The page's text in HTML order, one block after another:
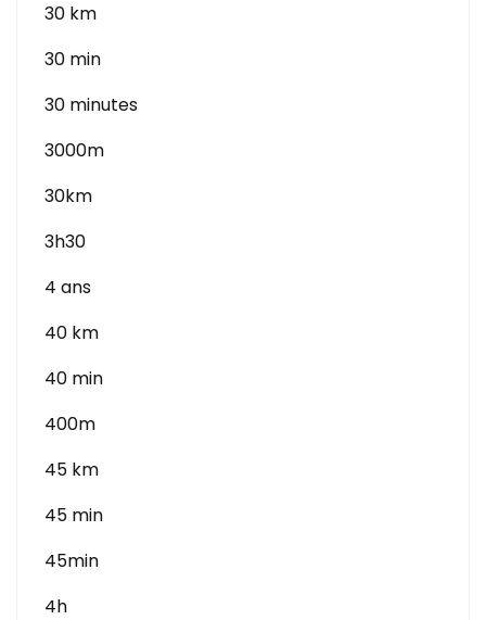
30 km
30 min
30 minutes
3000m
30km
3h30
4 ans
40 km
40 min
400m
45 km
45 min
45min
4h